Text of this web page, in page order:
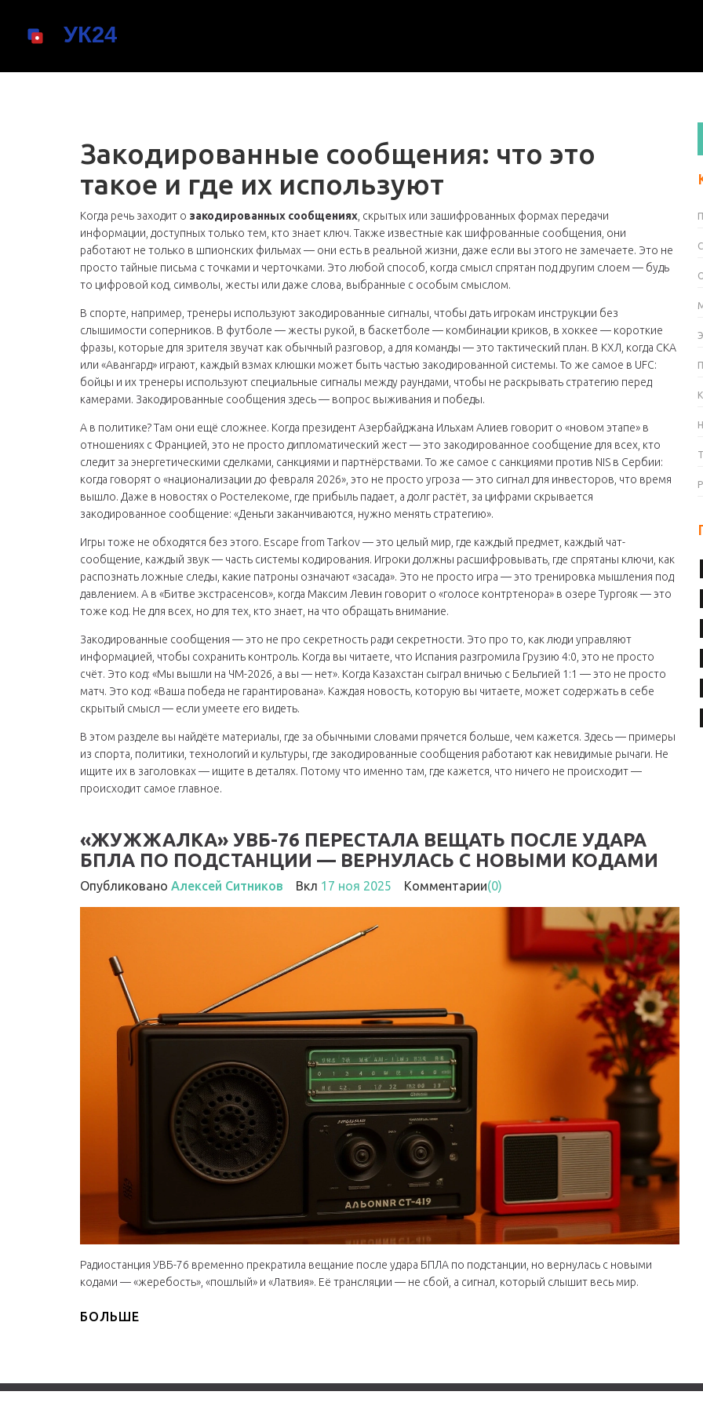
Закодированные сообщения: что это
такое и где их используют
Когда речь заходит о закодированных сообщениях скрытых или зашифрованных формах передачи
информации, доступных только тем, кто знает ключ. Также известные как шифрованные сообщения , они
работают не только в шпионских фильмах — они есть в реальной жизни, даже если вы этого не замечаете. Это не
просто тайные письма с точками и черточками. Это любой способ, когда смысл спрятан под другим слоем — будь
то цифровой код, символы, жесты или даже слова, выбранные с особым смыслом.
В спорте, например, тренеры используют закодированные сигналы, чтобы дать игрокам инструкции без
слышимости соперников. В футболе — жесты рукой, в баскетболе — комбинации криков, в хоккее — короткие
фразы, которые для зрителя звучат как обычный разговор, а для команды — это тактический план. В КХЛ, когда СКА
или «Авангард» играют, каждый взмах клюшки может быть частью закодированной системы. То же самое в UFC:
бойцы и их тренеры используют специальные сигналы между раундами, чтобы не раскрывать стратегию перед
камерами. Закодированные сообщения здесь — вопрос выживания и победы.
А в политике? Там они ещё сложнее. Когда президент Азербайджана Ильхам Алиев говорит о «новом этапе» в
отношениях с Францией, это не просто дипломатический жест — это закодированное сообщение для всех, кто
следит за энергетическими сделками, санкциями и партнёрствами. То же самое с санкциями против NIS в Сербии:
когда говорят о «национализации до февраля 2026», это не просто угроза — это сигнал для инвесторов, что время
вышло. Даже в новостях о Ростелекоме, где прибыль падает, а долг растёт, за цифрами скрывается
закодированное сообщение: «Деньги заканчиваются, нужно менять стратегию».
Игры тоже не обходятся без этого. Escape from Tarkov — это целый мир, где каждый предмет, каждый чат-
сообщение, каждый звук — часть системы кодирования. Игроки должны расшифровывать, где спрятаны ключи, как
распознать ложные следы, какие патроны означают «засада». Это не просто игра — это тренировка мышления под
давлением. А в «Битве экстрасенсов», когда Максим Левин говорит о «голосе контртенора» в озере Тургояк — это
тоже код. Не для всех, но для тех, кто знает, на что обращать внимание.
Закодированные сообщения — это не про секретность ради секретности. Это про то, как люди управляют
информацией, чтобы сохранить контроль. Когда вы читаете, что Испания разгромила Грузию 4:0, это не просто
счёт. Это код: «Мы вышли на ЧМ-2026, а вы — нет». Когда Казахстан сыграл вничью с Бельгией 1:1 — это не просто
матч. Это код: «Ваша победа не гарантирована». Каждая новость, которую вы читаете, может содержать в себе
скрытый смысл — если умеете его видеть.
В этом разделе вы найдёте материалы, где за обычными словами прячется больше, чем кажется. Здесь — примеры
из спорта, политики, технологий и культуры, где закодированные сообщения работают как невидимые рычаги. Не
ищите их в заголовках — ищите в деталях. Потому что именно там, где кажется, что ничего не происходит —
происходит самое главное.
«ЖУЖЖАЛКА» УВБ-76 ПЕРЕСТАЛА ВЕЩАТЬ ПОСЛЕ УДАРА
БПЛА ПО ПОДСТАНЦИИ — ВЕРНУЛАСЬ С НОВЫМИ КОДАМИ
Опубликовано Алексей Ситников Вкл 17 ноя 2025 Комментарии(0)
Радиостанция УВБ-76 временно прекратила вещание после удара БПЛА по подстанции, но вернулась с новыми
кодами — «жеребость», «пошлый» и «Латвия». Её трансляции — не сбой, а сигнал, который слышит весь мир.
БОЛЬШЕ